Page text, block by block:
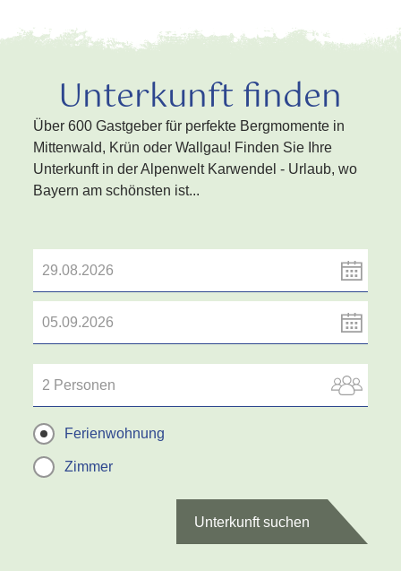
Unterkunft finden
Über 600 Gastgeber für perfekte Bergmomente in
Mittenwald, Krün oder Wallgau! Finden Sie Ihre
Unterkunft in der Alpenwelt Karwendel - Urlaub, wo
Bayern am schönsten ist...
2 Personen
Ferienwohnung
Zimmer
Unterkunft suchen